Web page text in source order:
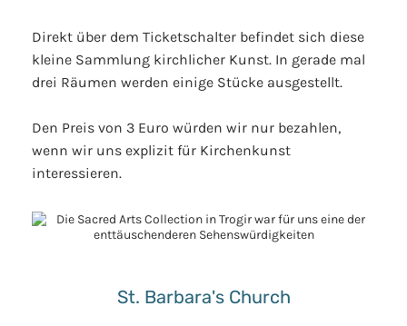
Direkt über dem Ticketschalter befindet sich diese
kleine Sammlung kirchlicher Kunst. In gerade mal
drei Räumen werden einige Stücke ausgestellt.
Den Preis von 3 Euro würden wir nur bezahlen,
wenn wir uns explizit für Kirchenkunst
interessieren.
St. Barbara's Church